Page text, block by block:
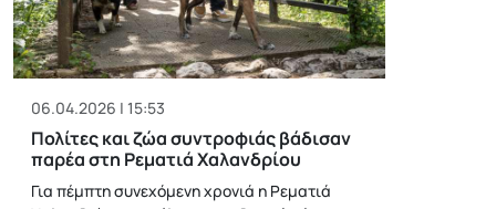
06.04.2026 | 15:53
Πολίτες και ζώα συντροφιάς βάδισαν
παρέα στη Ρεματιά Χαλανδρίου
Για πέμπτη συνεχόμενη χρονιά η Ρεματιά